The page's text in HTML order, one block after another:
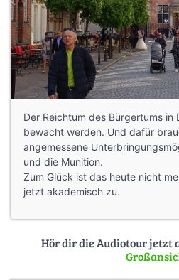
Der Reichtum des Bürgertums in
bewacht werden. Und dafür
angemessene
und die Munition.
Zum Glück ist das heute nicht
jetzt akademisch zu.
Hör dir die Audiotour jetzt